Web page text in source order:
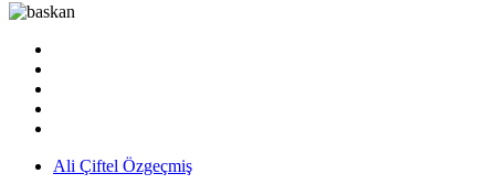
Ali Çiftel Özgeçmiş